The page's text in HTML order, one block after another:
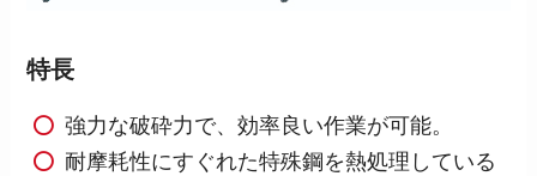
特長
強力な破砕力で、効率良い作業が可能。
耐摩耗性にすぐれた特殊鋼を熱処理している